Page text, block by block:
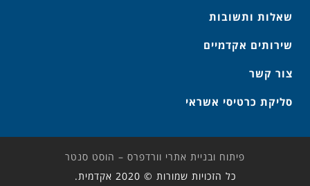
שאלות ותשובות
שירותים אקדמיים
צור קשר
סליקת כרטיסי אשראי
פיתוח ובניית אתרי וורדפרס – הוסט סנטר
כל הזכויות שמורות © 2020 אקדמית.